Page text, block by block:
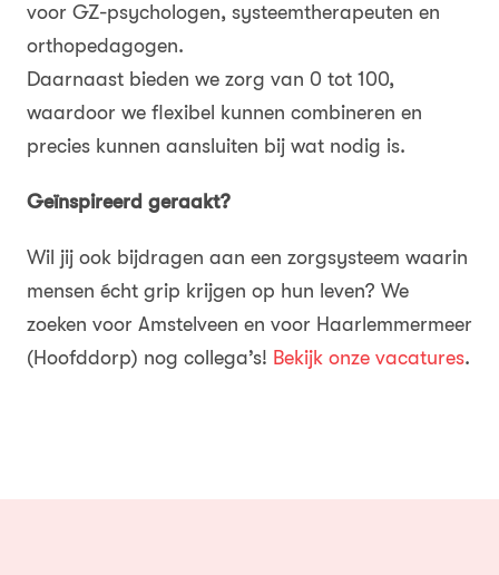
voor GZ-psychologen, systeemtherapeuten en
orthopedagogen.
Daarnaast bieden we zorg van 0 tot 100,
waardoor we flexibel kunnen combineren en
precies kunnen aansluiten bij wat nodig is.
Geïnspireerd geraakt?
Wil jij ook bijdragen aan een zorgsysteem waarin
mensen écht grip krijgen op hun leven? We
zoeken voor Amstelveen en voor Haarlemmermeer
(Hoofddorp) nog collega’s! Bekijk onze vacatures.